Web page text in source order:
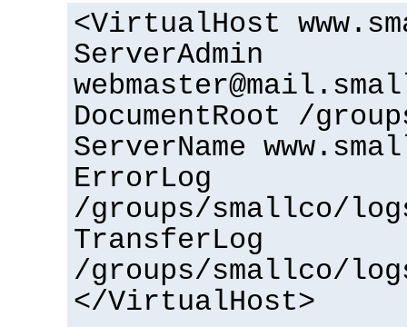
<VirtualHost
ServerAdmin
DocumentRoot /
ServerName
ErrorLog
/groups/smallco/
TransferLog
/groups/smallco/
</VirtualHost>